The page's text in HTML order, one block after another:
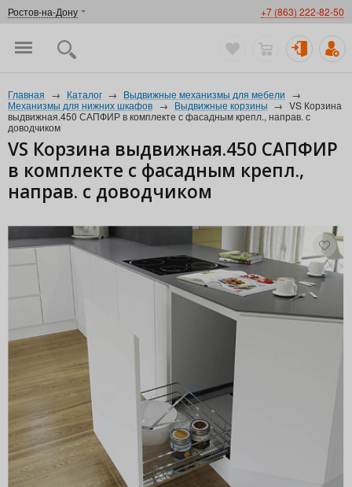
Ростов-на-Дону +7 (863) 222-82-50
Главная → Каталог → Выдвижные механизмы для мебели →
Механизмы для нижних шкафов → Выдвижные корзины → VS Корзина
выдвижная.450 САПФИР в комплекте с фасадным крепл., направ. с
доводчиком
VS Корзина выдвижная.450 САПФИР
в комплекте с фасадным крепл.,
направ. с доводчиком